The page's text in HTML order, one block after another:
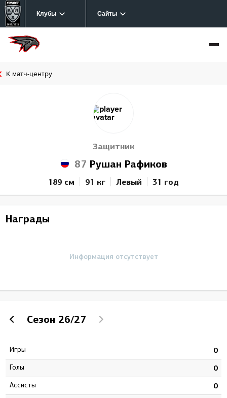
Клубы Сайты
К матч-центру
Защитник
87 Рушан Рафиков
189 см 91 кг Левый 31 год
Награды
Информация отсутствует
Сезон 26/27
Игры 0
Голы 0
Ассисты 0